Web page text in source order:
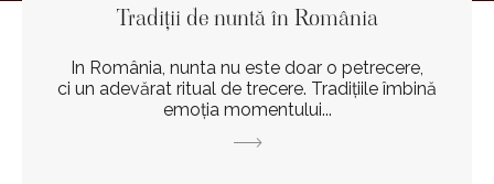
Tradiții de nuntă în România
In România, nunta nu este doar o petrecere,
ci un adevărat ritual de trecere. Tradițiile îmbină
emoția momentului...